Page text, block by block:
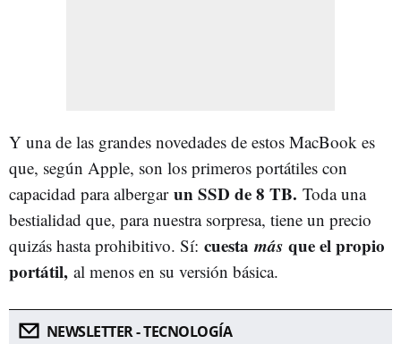
Y una de las grandes novedades de estos MacBook es
que, según Apple, son los primeros portátiles con
capacidad para albergar un SSD de 8 TB. Toda una
bestialidad que, para nuestra sorpresa, tiene un precio
quizás hasta prohibitivo. Sí: cuestamás que el propio
portátil, al menos en su versión básica.
NEWSLETTER - TECNOLOGÍA